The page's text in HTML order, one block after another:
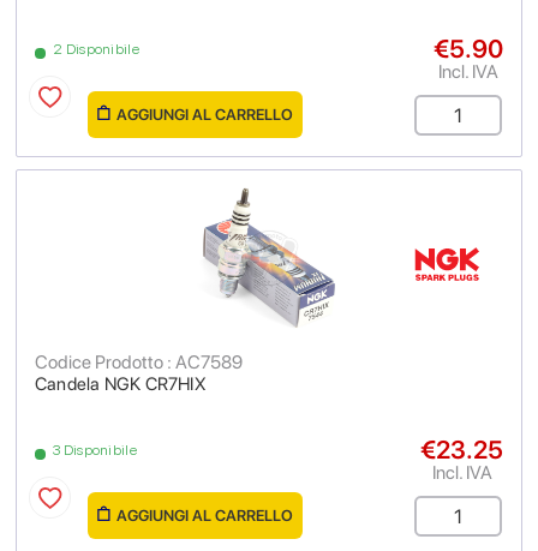
2 Disponibile €5.90
Incl. IVA
AGGIUNGI AL CARRELLO
Candela NGK CR7HIX
Codice Prodotto : AC7589
3 Disponibile €23.25
Incl. IVA
AGGIUNGI AL CARRELLO